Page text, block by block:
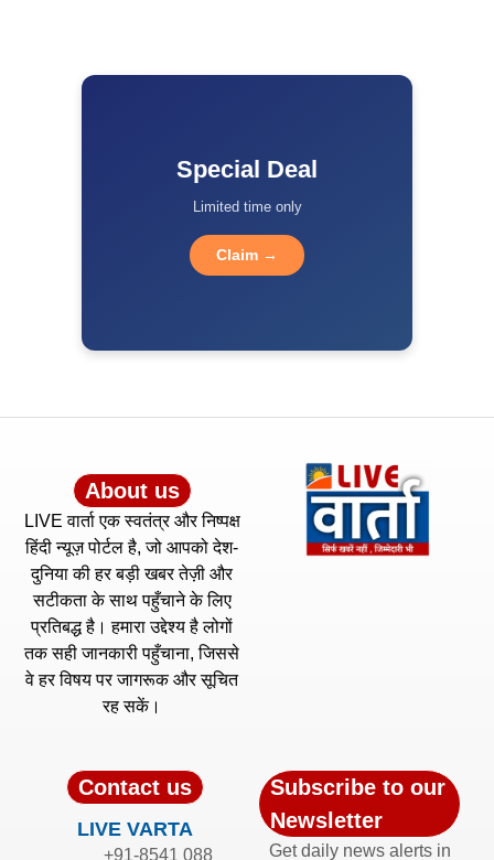
Special Deal
Limited time only
Claim →
About us
LIVE वार्ता एक स्वतंत्र और निष्पक्ष
हिंदी न्यूज़ पोर्टल है, जो आपको देश-
दुनिया की हर बड़ी खबर तेज़ी और
सटीकता के साथ पहुँचाने के लिए
प्रतिबद्ध है। हमारा उद्देश्य है लोगों
तक सही जानकारी पहुँचाना, जिससे
वे हर विषय पर जागरूक और सूचित
रह सकें।
Contact us
LIVE VARTA
+91-8541 088
Subscribe to our
Newsletter
Get daily news alerts in